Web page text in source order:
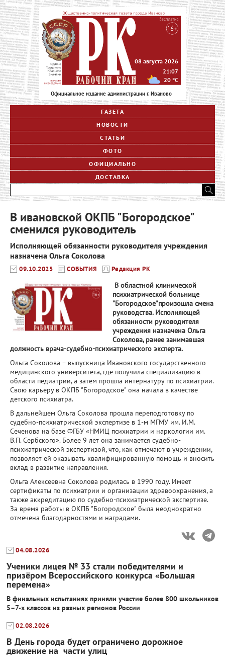
Официальное издание администрации г. Иваново
08 августа 2026
21:07
20 °C
ГАЗЕТА
НОВОСТИ
СТАТЬИ
ФОТО
ОФИЦИАЛЬНО
ДОСТАВКА
В ивановской ОКПБ "Богородское"
сменился руководитель
Исполняющей обязанности руководителя учреждения
назначена Ольга Соколова
09.10.2025 СОБЫТИЯ Редакция РК
В областной клинической
психиатрической больнице
"Богородское"произошла смена
руководства. Исполняющей
обязанности руководителя
учреждения назначена Ольга
Соколова, ранее занимавшая
должность врача-судебно-психиатрического эксперта.
Ольга Соколова – выпускница Ивановского государственного
медицинского университета, где получила специализацию в
области педиатрии, а затем прошла интернатуру по психиатрии.
Свою карьеру в ОКПБ "Богородское" она начала в качестве
детского психиатра.
В дальнейшем Ольга Соколова прошла переподготовку по
судебно-психиатрической экспертизе в 1-м МГМУ им. И.М.
Сеченова на базе ФГБУ «НМИЦ психиатрии и наркологии им.
В.П. Сербского». Более 9 лет она занимается судебно-
психиатрической экспертизой, что, как отмечают в учреждении,
позволяет ей оказывать квалифицированную помощь и вносить
вклад в развитие направления.
Ольга Алексеевна Соколова родилась в 1990 году. Имеет
сертификаты по психиатрии и организации здравоохранения, а
также аккредитацию по судебно-психиатрической экспертизе.
За время работы в ОКПБ "Богородское" была неоднократно
отмечена благодарностями и наградами.
04.08.2026
Ученики лицея № 33 стали победителями и
призёром Всероссийского конкурса «Большая
перемена»
В финальных испытаниях приняли участие более 800 школьников
5–7-х классов из разных регионов России
02.08.2026
В День города будет ограничено дорожное
движение на части улиц